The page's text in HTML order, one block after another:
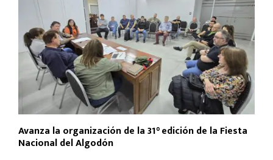
Avanza la organización de la 31° edición de la Fiesta
Nacional del Algodón